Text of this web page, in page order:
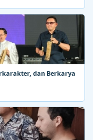
dan Berkarya